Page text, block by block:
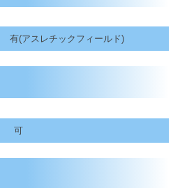
有(アスレチックフィールド)
可